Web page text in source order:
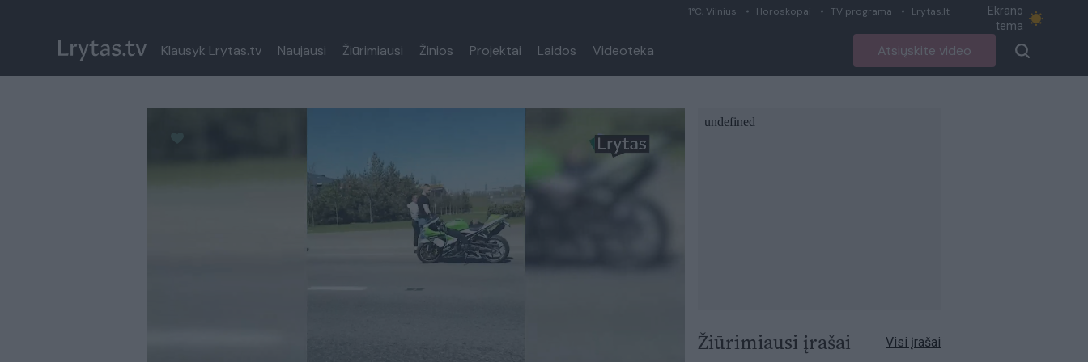
1°C, Vilnius Horoskopai TV programa Lrytas.lt
Ekrano
tema
Klausyk Lrytas.tv Naujausi Žiūrimiausi Žinios Projektai Laidos Videoteka Atsiųskite video
Žiūrimiausi įrašai Visi įrašai